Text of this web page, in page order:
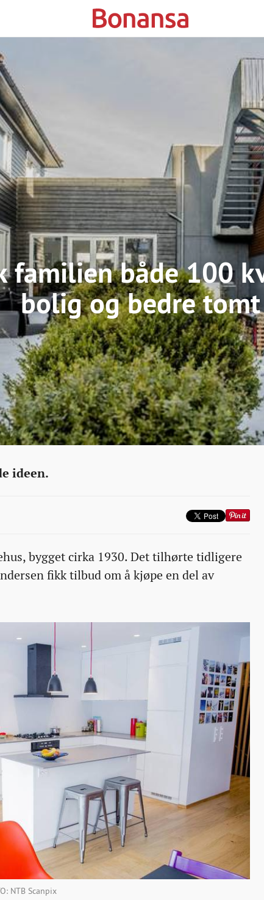
familien både 100
bolig og bedre tomt
ideen.
bygget cirka 1930. Det tilhørte tidligere
fikk tilbud om å kjøpe en del av
NTB Scanpix